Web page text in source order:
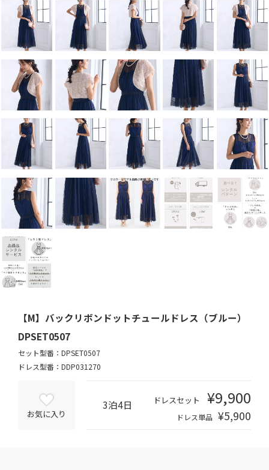
【M】バックリボンドットチュールドレス（ブルー）
DPSET0507
セット型番：DPSET0507
ドレス型番：DDP031270
お気に入り
3泊4日 ドレスセット ¥9,900
ドレス単品 ¥5,900